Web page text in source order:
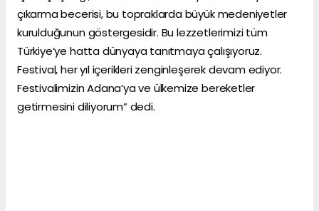
çıkarma becerisi, bu topraklarda büyük medeniyetler
kurulduğunun göstergesidir. Bu lezzetlerimizi tüm
Türkiye’ye hatta dünyaya tanıtmaya çalışıyoruz.
Festival, her yıl içerikleri zenginleşerek devam ediyor.
Festivalimizin Adana’ya ve ülkemize bereketler
getirmesini diliyorum” dedi.